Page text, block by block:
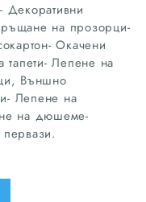
Декоративни
на прозорци-
Окачени
тапети- Лепене на
Външно
Лепене на
на дюшеме-